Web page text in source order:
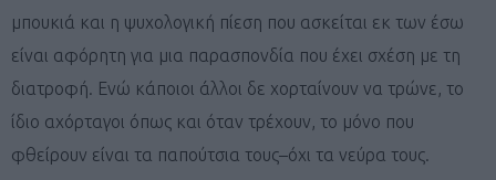
μπουκιά και η ψυχολογική πίεση που ασκείται εκ των έσω
είναι αφόρητη για μια παρασπονδία που έχει σχέση με τη
διατροφή. Ενώ κάποιοι άλλοι δε χορταίνουν να τρώνε, το
ίδιο αχόρταγοι όπως και όταν τρέχουν, το μόνο που
φθείρουν είναι τα παπούτσια τους–όχι τα νεύρα τους.